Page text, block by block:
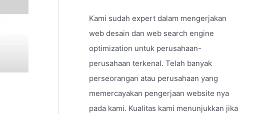
Kami sudah expert dalam mengerjakan
web desain dan web search engine
optimization untuk perusahaan-
perusahaan terkenal. Telah banyak
perseorangan atau perusahaan yang
memercayakan pengerjaan website nya
pada kami. Kualitas kami menunjukkan jika